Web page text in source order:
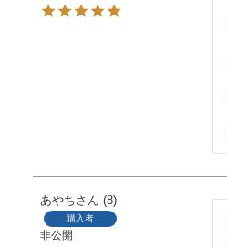
あやち 8
購入者
非公開